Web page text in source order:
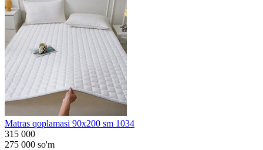
Matras qoplamasi 90x200 sm 1034
315 000
275 000 so'm